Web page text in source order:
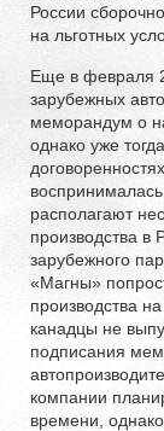
России
на льготных
Еще в февраля
зарубежных
меморандум о
однако уже
располагают
производства в
зарубежного
«Магны»
производства
канадцы не
подписания
компании
времени,